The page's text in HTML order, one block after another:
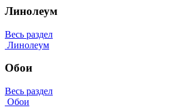
Линолеум
Весь раздел
Линолеум
Обои
Весь раздел
Обои